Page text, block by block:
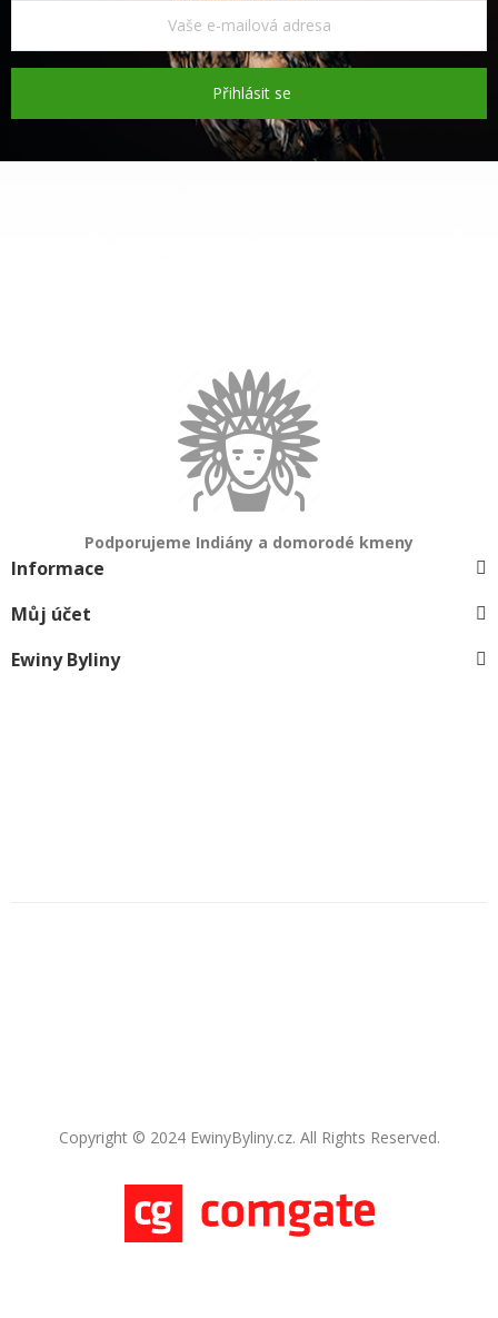
Přihlásit se
Podporujeme Indiány a domorodé kmeny
Informace
Můj účet
Ewiny Byliny
Copyright © 2024 EwinyByliny.cz. All Rights Reserved.